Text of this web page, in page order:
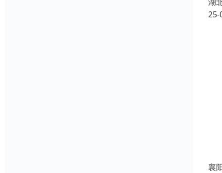
25-
襄